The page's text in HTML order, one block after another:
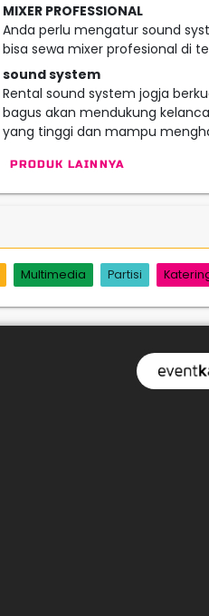
MIXER PROFESSIONAL
Anda perlu mengatur sound
bisa sewa mixer profesional di
sound system
Rental sound system jogja
bagus akan mendukung
yang tinggi dan mampu
PRODUK LAINNYA
Multimedia Partisi